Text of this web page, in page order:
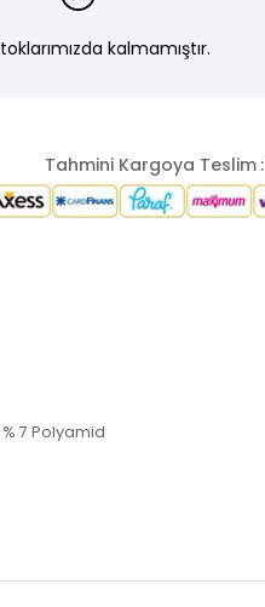
kalmamıştır.
Tahmini Kargoya Teslim :
% 7 Polyamid